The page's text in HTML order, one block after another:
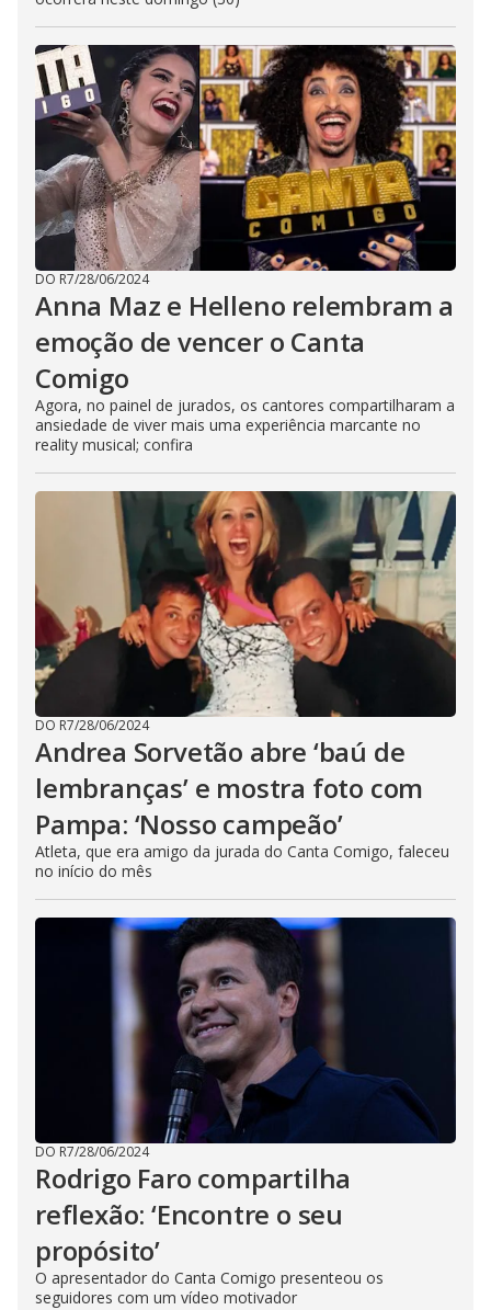
DO R7/28/06/2024
Anna Maz e Helleno relembram a
emoção de vencer o Canta
Comigo
Agora, no painel de jurados, os cantores compartilharam a
ansiedade de viver mais uma experiência marcante no
reality musical; confira
DO R7/28/06/2024
Andrea Sorvetão abre ‘baú de
lembranças’ e mostra foto com
Pampa: ‘Nosso campeão’
Atleta, que era amigo da jurada do Canta Comigo, faleceu
no início do mês
DO R7/28/06/2024
Rodrigo Faro compartilha
reflexão: ‘Encontre o seu
propósito’
O apresentador do Canta Comigo presenteou os
seguidores com um vídeo motivador